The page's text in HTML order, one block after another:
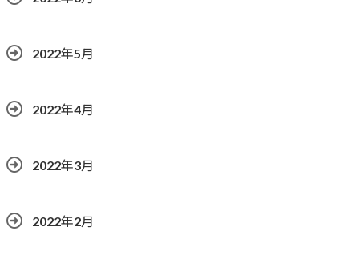
2022年5月
2022年4月
2022年3月
2022年2月